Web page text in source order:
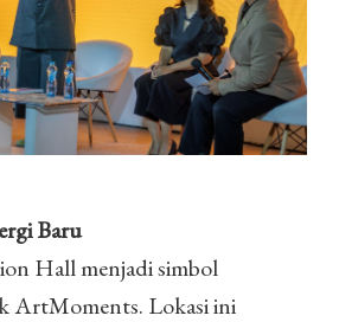
Baru
Hall menjadi simbol
ArtMoments. Lokasi ini